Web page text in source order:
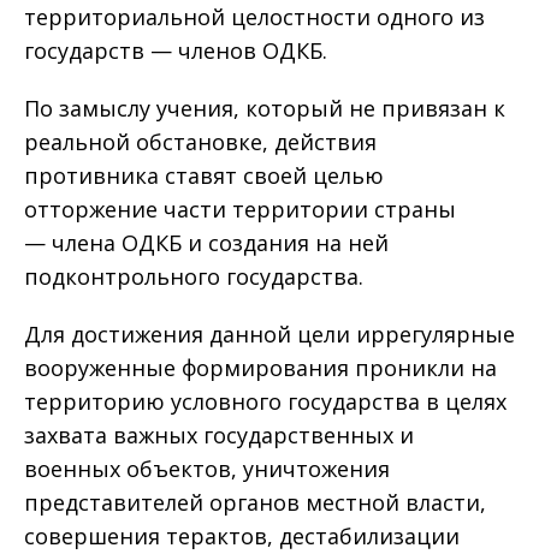
территориальной целостности одного из
государств — членов ОДКБ.
По замыслу учения, который не привязан к
реальной обстановке, действия
противника ставят своей целью
отторжение части территории страны
— члена ОДКБ и создания на ней
подконтрольного государства.
Для достижения данной цели иррегулярные
вооруженные формирования проникли на
территорию условного государства в целях
захвата важных государственных и
военных объектов, уничтожения
представителей органов местной власти,
совершения терактов, дестабилизации